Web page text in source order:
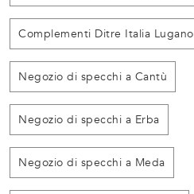
Complementi Ditre Italia Lugano
Negozio di specchi a Cantù
Negozio di specchi a Erba
Negozio di specchi a Meda